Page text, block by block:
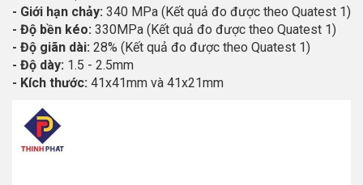
- Giới hạn chảy: 340 MPa (Kết quả đo được theo Quatest 1)
- Độ bền kéo: 330MPa (Kết quả đo được theo Quatest 1)
- Độ giãn dài: 28% (Kết quả đo được theo Quatest 1)
- Độ dày: 1.5 - 2.5mm
- Kích thước: 41x41mm và 41x21mm